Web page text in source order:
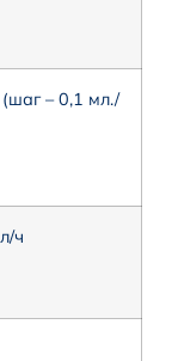
– 0,1 мл./
ч